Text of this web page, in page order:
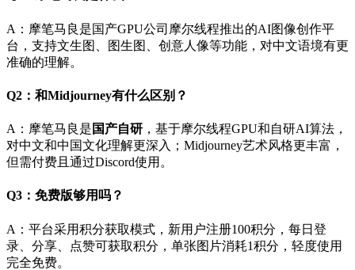
A：摩笔马良是国产GPU公司摩尔线程推出的AI图像创作平
台，支持文生图、图生图、创意人像等功能，对中文语境有更
准确的理解。
Q2：和Midjourney有什么区别？
A：摩笔马良是 国产自研 ，基于摩尔线程GPU和自研AI算法，
对中文和中国文化理解更深入；Midjourney艺术风格更丰富，
但需付费且通过Discord使用。
Q3：免费版够用吗？
A：平台采用积分获取模式，新用户注册100积分，每日登
录、分享、点赞可获取积分，单张图片消耗1积分，轻度使用
完全免费。